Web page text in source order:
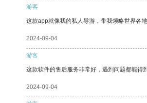
游客
这款app就像我的私人导游，带我领略世界各地
2024-09-04
游客
这款软件的售后服务非常好，遇到问题都能得
2024-09-04